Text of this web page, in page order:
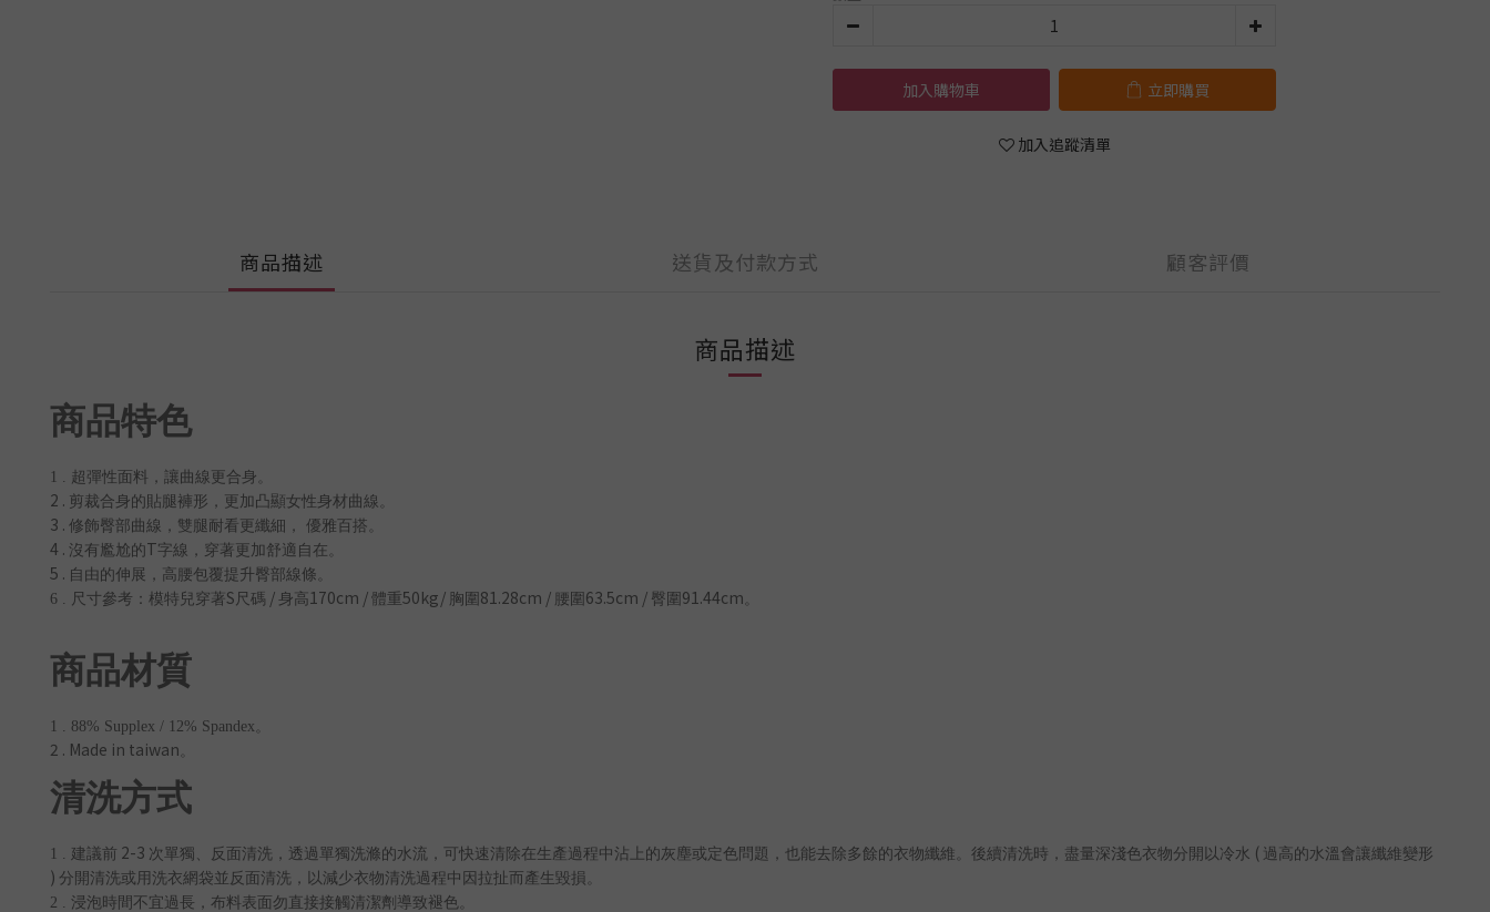
加入購物車 立即購買
加入追蹤清單
商品描述 送貨及付款方式 顧客評價
商品描述
商品特色
1 . 超彈性面料，讓曲線更合身。
2 . 剪裁合身的貼腿褲形，更加凸顯女性身材曲線。
3 . 修飾臀部曲線，雙腿耐看更纖細， 優雅百搭。
4 . 沒有尷尬的T字線，穿著更加舒適自在。
5 . 自由的伸展，高腰包覆提升臀部線條。
6 . 尺寸參考：模特兒穿著S 尺碼 / 身高170cm / 體重50kg/ 胸圍 81.28cm / 腰圍 63.5cm / 臀圍 91.44cm。
商品材質
1 . 88% Supplex / 12% Spandex。
2 . Made in taiwan。
清洗方式
1 . 建議前 2-3 次單獨、反面清洗，透過單獨洗滌的水流，可快速清除在生產過程中沾上的灰塵或定色問題，也能去除多餘的衣物纖維。後續清洗時，盡量深淺色衣物分開以冷水 ( 過高的水溫會讓纖維變形
) 分開清洗或用洗衣網袋並反面清洗，以減少衣物清洗過程中因拉扯而產生毀損。
2 . 浸泡時間不宜過長，布料表面勿直接接觸清潔劑導致褪色。